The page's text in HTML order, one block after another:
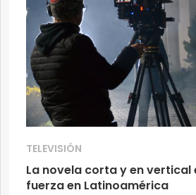
TELEVISIÓN
La novela corta y en
fuerza en Latinoamérica